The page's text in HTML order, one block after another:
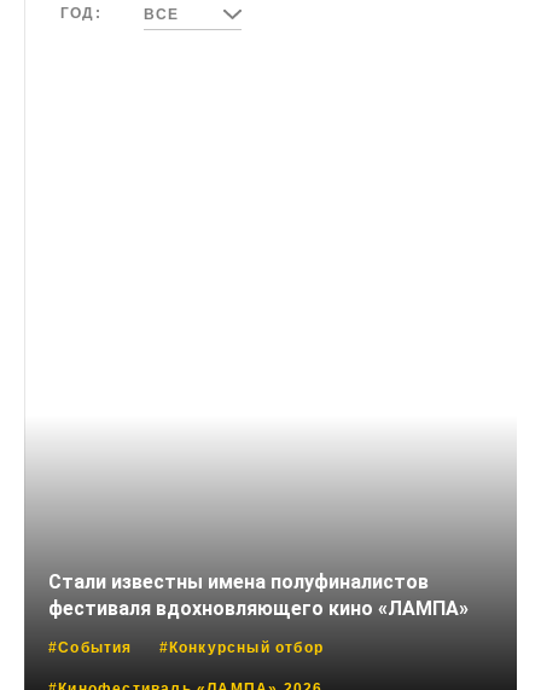
ГОД: ВСЕ
Стали известны имена полуфиналистов
фестиваля вдохновляющего кино «ЛАМПА»
#События #Конкурсный отбор